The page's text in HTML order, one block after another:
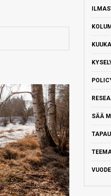
SÄÄ